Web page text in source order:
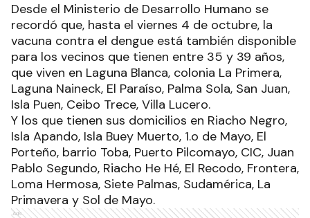
Desde el Ministerio de Desarrollo Humano se
recordó que, hasta el viernes 4 de octubre, la
vacuna contra el dengue está también disponible
para los vecinos que tienen entre 35 y 39 años,
que viven en Laguna Blanca, colonia La Primera,
Laguna Naineck, El Paraíso, Palma Sola, San Juan,
Isla Puen, Ceibo Trece, Villa Lucero.
Y los que tienen sus domicilios en Riacho Negro,
Isla Apando, Isla Buey Muerto, 1.o de Mayo, El
Porteño, barrio Toba, Puerto Pilcomayo, CIC, Juan
Pablo Segundo, Riacho He Hé, El Recodo, Frontera,
Loma Hermosa, Siete Palmas, Sudamérica, La
Primavera y Sol de Mayo.
Ads